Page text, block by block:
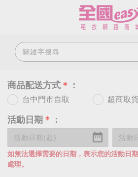
商品配送方式 ＊ ：
台中門市自取 超商取
活動日期 ＊ ：
如無法選擇需要的日期，表示您的活動日
處理。